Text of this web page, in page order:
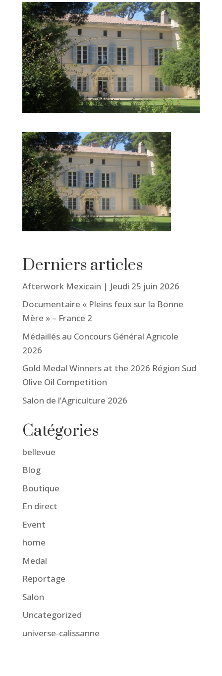
Derniers articles
Afterwork Mexicain | Jeudi 25 juin 2026
Documentaire « Pleins feux sur la Bonne
Mère » – France 2
Médaillés au Concours Général Agricole
2026
Gold Medal Winners at the 2026 Région Sud
Olive Oil Competition
Salon de l’Agriculture 2026
Catégories
bellevue
Blog
Boutique
En direct
Event
home
Medal
Reportage
Salon
Uncategorized
universe-calissanne